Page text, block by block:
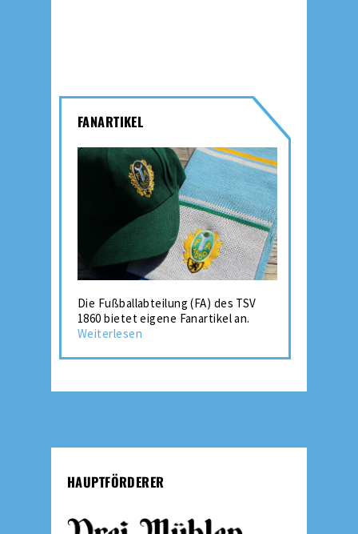
FANARTIKEL
Die Fußballabteilung (FA) des TSV
1860 bietet eigene Fanartikel an.
Weiterlesen
HAUPTFÖRDERER